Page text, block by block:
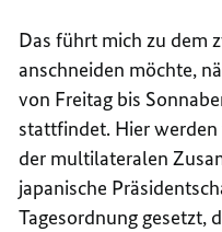
Das führt mich zu dem
anschneiden möchte,
von Freitag bis
stattfindet. Hier
der multilateralen
japanische
Tagesordnung gesetzt,